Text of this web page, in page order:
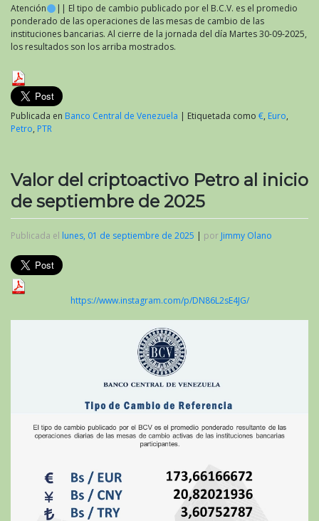
Atención
|| El tipo de cambio publicado por el B.C.V. es el promedio
ponderado de las operaciones de las mesas de cambio de las
instituciones bancarias. Al cierre de la jornada del día Martes 30-09-2025,
los resultados son los arriba mostrados.
Publicada en Banco Central de Venezuela | Etiquetada como €, Euro,
Petro, PTR
Valor del criptoactivo Petro al inicio
de septiembre de 2025
Publicada el lunes, 01 de septiembre de 2025 | por Jimmy Olano
https://www.instagram.com/p/DN86L2sE4JG/